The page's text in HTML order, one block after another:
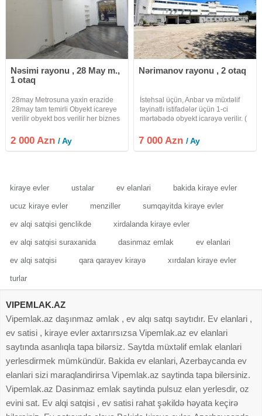
Nəsimi rayonu , 28 May m.,
1 otaq
28may Metrosuna yaxin erazide
28may tam temirli Obyekt icareye
verilir obyekt bos verilir her biznes
metex yeri ve sanitar qovsagi
var.Emlak sahibi
2 000 Azn/ Ay
Nərimanov rayonu , 2 otaq
İstehsal üçün, Anbar və müxtəlif
təyinatlı istifadələr üçün 1-ci
mərtəbədə obyekt icarəyə verilir. (
) 1200 kv.m + 100 kv.m Ofis
otaqları , mətbəxi, yemək otağı və
7 000 Azn/ Ay
kiraye evler ustalar ev elanlari bakida kiraye evler
ucuz kiraye evler menziller sumqayitda kiraye evler
ev alqi satqisi genclikde xirdalanda kiraye evler
ev alqi satqisi suraxanida dasinmaz emlak ev elanlari
ev alqi satqisi qara qarayev kirayə xırdalan kiraye evler
turlar
VIPEMLAK.AZ
Vipemlak.az daşınmaz əmlak , ev alqı satqı saytıdır. Ev elanlari ,
ev satisi , kiraye evler axtarırsızsa Vipemlak.az ev elanlari
saytında asanlıqla tapa bilərsiz. Saytda müxtəlif emlak elanlari
yerlesdirmek mümkündür. Bakida ev elanlari, Azerbaycanda ev
elanlari sizi maraqlandirirsa Vipemlak.az saytinda tapa bilersiniz.
Vipemlak.az Dasinmaz emlak saytinda pulsuz elan yerlesdir, oz
evini sat. Ev alqi satqisi , ev satisi rahat şəkildə həyata keçirə